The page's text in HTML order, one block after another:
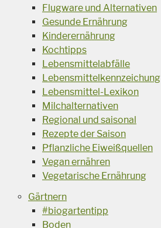
Flugware und Alternativen
Gesunde Ernährung
Kinderernährung
Kochtipps
Lebensmittelabfälle
Lebensmittelkennzeichung
Lebensmittel-Lexikon
Milchalternativen
Regional und saisonal
Rezepte der Saison
Pflanzliche Eiweißquellen
Vegan ernähren
Vegetarische Ernährung
Gärtnern
#biogartentipp
Boden